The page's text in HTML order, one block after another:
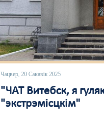
Чацвер, 20 Сакавік 2025
"ЧАТ Витебск, я
"экстрэмісцкім"